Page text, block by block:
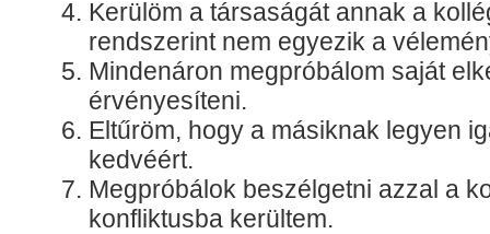
Kerülöm a társaságát annak a
rendszerint nem egyezik a
Mindenáron megpróbálom saját
érvényesíteni.
Eltűröm, hogy a másiknak legyen
kedvéért.
Megpróbálok beszélgetni azzal a
konfliktusba kerültem.